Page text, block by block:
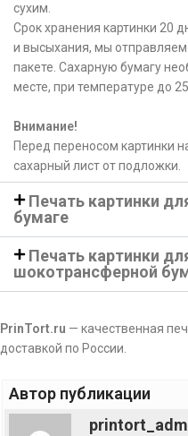
сухим.
Срок хранения картинки 20
и высыхания, мы отправляем
пакете. Сахарную бумагу
месте, при температуре до
Внимание!
Перед переносом картинки
сахарный лист от подложки.
Печать картинки
бумаге
Печать картинки
шокотрансферной
PrinTort.ru — качественная
доставкой по России.
Автор публикации